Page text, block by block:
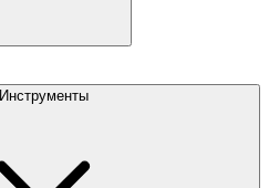
Инструменты